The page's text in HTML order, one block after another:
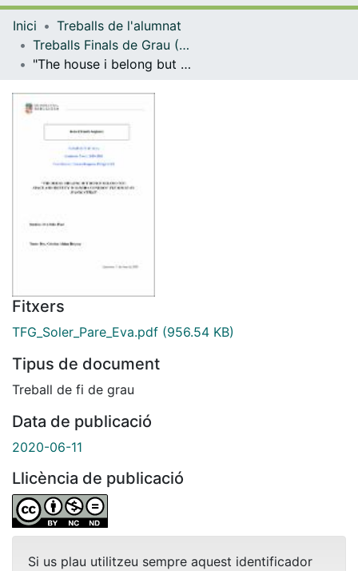
Navega per tot el DD
Com publicar
Inici
Treballs de l'alumnat
Treballs Finals de Grau (TFG) - Estudis Anglesos
"The house i belong but do not belong to": space and identity in Sandra Cisneros' The house on Mango street
Fitxers
TFG_Soler_Pare_Eva.pdf (956.54 KB)
Tipus de document
Treball de fi de grau
Data de publicació
2020-06-11
Llicència de publicació
Si us plau utilitzeu sempre aquest identificador